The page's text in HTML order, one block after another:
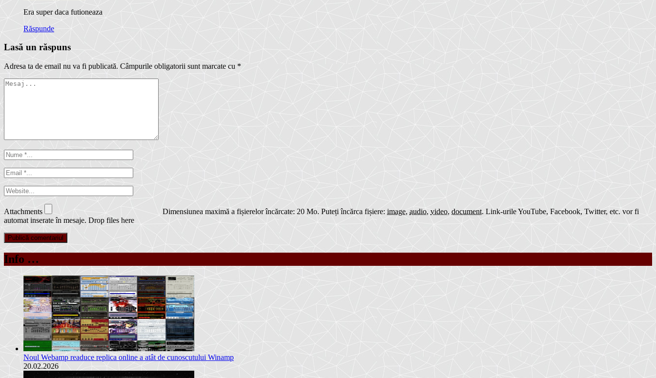
Era super daca futioneaza
Răspunde
Lasă un răspuns
Adresa ta de email nu va fi publicată. Câmpurile obligatorii sunt marcate cu *
Attachments Dimensiunea maximă a fișierelor încărcate: 20 Mo. Puteți încărca fișiere: image, audio, video, document. Link-urile YouTube, Facebook, Twitter, etc. vor fi
automat inserate în mesaje. Drop files here
Info …
Noul Webamp readuce replica online a atât de cunoscutului Winamp
20.02.2026